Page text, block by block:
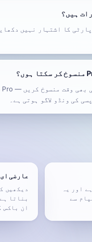
اور یہ
سے
عارضی
دیکھیں
بناتا
ان باکس